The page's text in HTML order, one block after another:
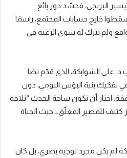
البريجي، فجسّد دور بائع
سقطوا خارج حسابات المجتمع، راسمًا
ولم يترك له سوى الرغبة في
د. علي الشوابكة، الذي قدّم نصًا
تفكيك بنية البؤس اليومي، دون
اختار أن تكون ساحة الحدث “ثلاجة
كثيف للمصير المعلّق… حيث الحياة
لم يكن مجرد توجيه بصري، بل كان